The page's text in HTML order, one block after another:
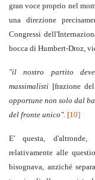
gran voce proprio nel
una direzione
Congressi
bocca di Humbert-Droz,
"il nostro partito deve
massimalisti [frazione
opportune non solo dal
del fronte unico". [10]
E' questa, d'altronde,
relativamente alle
bisognava, anziché